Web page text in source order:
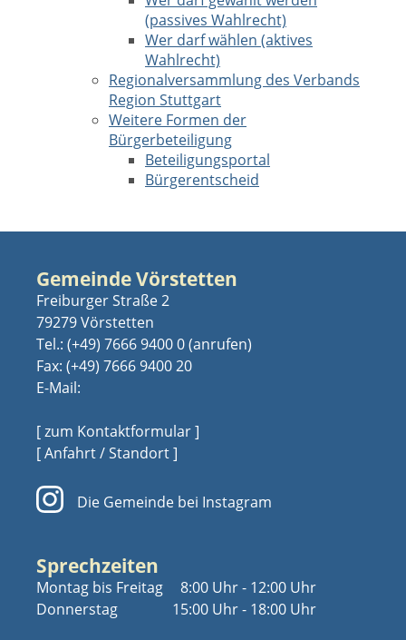
(passives Wahlrecht)
Wer darf wählen (aktives
Wahlrecht)
Regionalversammlung des Verbands
Region Stuttgart
Weitere Formen der
Bürgerbeteiligung
Beteiligungsportal
Bürgerentscheid
Gemeinde Vörstetten
Freiburger Straße 2
79279 Vörstetten
Tel.: (+49) 7666 9400 0
Fax: (+49) 7666 9400 20
E-Mail:
[ zum Kontaktformular ]
[ Anfahrt / Standort ]
Die Gemeinde bei Instagram
Sprechzeiten
Montag bis Freitag
Donnerstag
8:00 Uhr - 12:00 Uhr
15:00 Uhr - 18:00 Uhr